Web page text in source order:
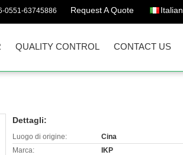
0551-63745886 Request A Quote Italian
QUALITY CONTROL CONTACT US
Dettagli:
Luogo di origine:
Cina
Marca:
IKP